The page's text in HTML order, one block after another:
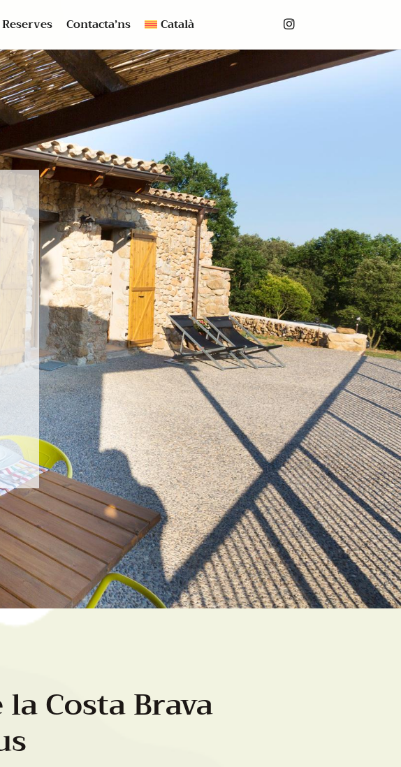
Contacta’ns Català
Costa Brava